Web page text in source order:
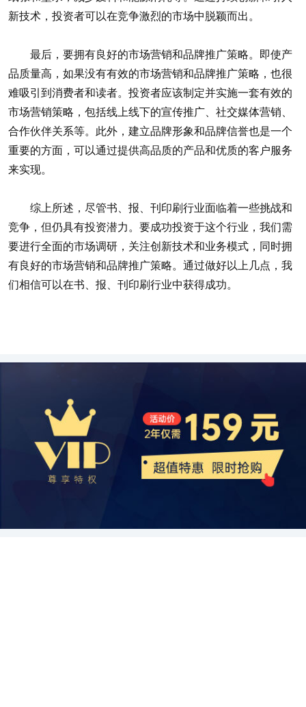
新技术，投资者可以在竞争激烈的市场中脱颖而出。
最后，要拥有良好的市场营销和品牌推广策略。即使产
品质量高，如果没有有效的市场营销和品牌推广策略，也很
难吸引到消费者和读者。投资者应该制定并实施一套有效的
市场营销策略，包括线上线下的宣传推广、社交媒体营销、
合作伙伴关系等。此外，建立品牌形象和品牌信誉也是一个
重要的方面，可以通过提供高品质的产品和优质的客户服务
来实现。
综上所述，尽管书、报、刊印刷行业面临着一些挑战和
竞争，但仍具有投资潜力。要成功投资于这个行业，我们需
要进行全面的市场调研，关注创新技术和业务模式，同时拥
有良好的市场营销和品牌推广策略。通过做好以上几点，我
们相信可以在书、报、刊印刷行业中获得成功。